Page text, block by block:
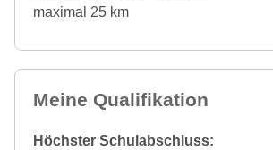
maximal 25 km
Meine Qualifikation
Höchster Schulabschluss: